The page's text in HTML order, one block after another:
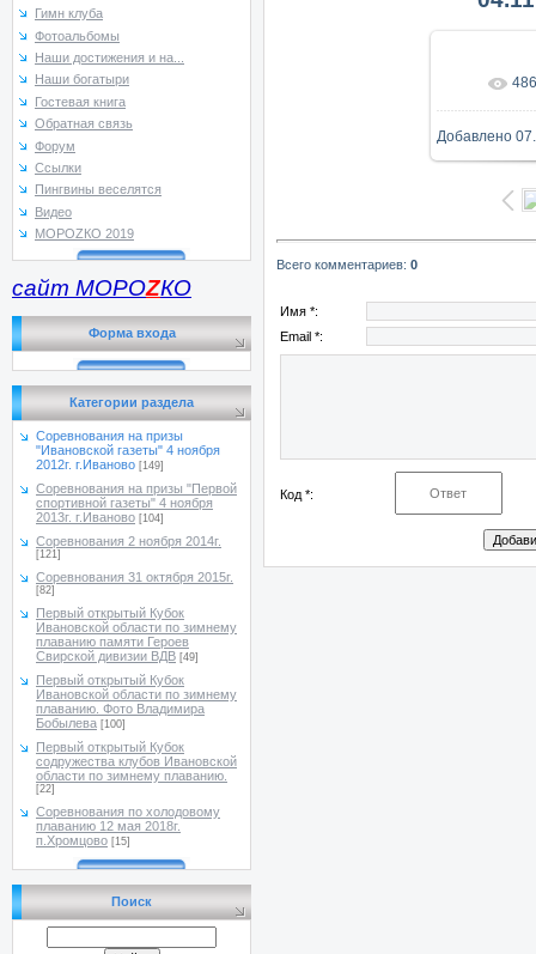
Гимн клуба
Фотоальбомы
Наши достижения и на...
Наши богатыри
Гостевая книга
Обратная связь
Форум
Ссылки
Пингвины веселятся
Видео
МОРОZКО 2019
сайт МОРОZКО
Форма входа
Категории раздела
Соревнования на призы
"Ивановской газеты" 4 ноября
2012г. г.Иваново [149]
Соревнования на призы "Первой
спортивной газеты" 4 ноября
2013г. г.Иваново [104]
Соревнования 2 ноября 2014г.
[121]
Соревнования 31 октября 2015г.
[82]
Первый открытый Кубок
Ивановской области по зимнему
плаванию памяти Героев
Свирской дивизии ВДВ [49]
Первый открытый Кубок
Ивановской области по зимнему
плаванию. Фото Владимира
Бобылева [100]
Первый открытый Кубок
содружества клубов Ивановской
области по зимнему плаванию.
[22]
Соревнования по холодовому
плаванию 12 мая 2018г.
п.Хромцово [15]
Поиск
В 486
Добавлено
Всего комментариев: 0
Имя *:
Email *:
Код *: